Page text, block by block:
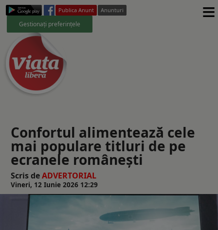
Publica Anunt Anunturi
Gestionați preferințele ≡
Confortul alimentează cele
mai populare titluri de pe
ecranele românești
Scris deADVERTORIAL
Vineri, 12 Iunie 2026 12:29